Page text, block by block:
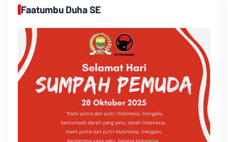
Faatumbu Duha SE